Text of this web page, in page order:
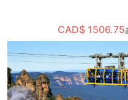
餐食和部分景点门票，免费
接送机
CAD$ 1506.75